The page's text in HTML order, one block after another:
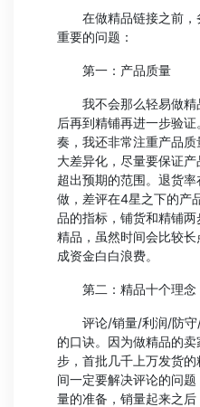
在做精品链接之前，
重要的问题：
第一：产品质量
我不会那么轻易做精
后再到精铺再进一步验
奏，我还非常注重产品
大差异化，尽量要保证
超出预期的范围。退货
做，差评在4星之下的产
品的指标，铺货和精铺
精品，虽然时间会比较
成资金白白浪费。
第二：精品十个理念
评论/销量/利润/防守/
的口诀。因为做精品的
步，首批几千上万发货
间一定要解决评论的问
量的准备，销量起来之